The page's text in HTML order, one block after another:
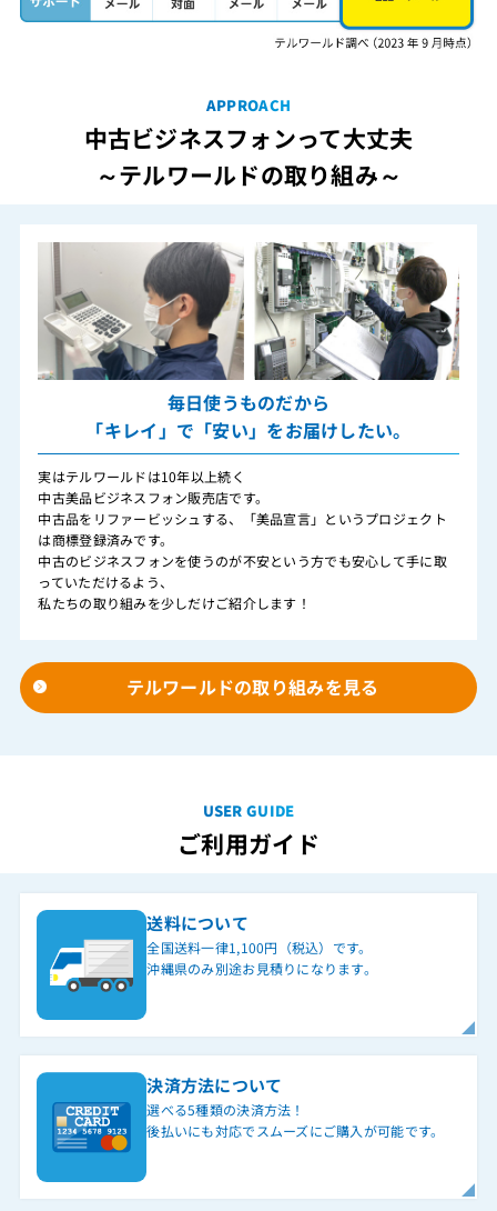
APPROACH
中古ビジネスフォンって大丈夫
～テルワールドの取り組み～
毎日使うものだから
「キレイ」で「安い」をお届けしたい。
実はテルワールドは10年以上続く
中古美品ビジネスフォン販売店です。
中古品をリファービッシュする、「美品宣言」というプロジェクト
は商標登録済みです。
中古のビジネスフォンを使うのが不安という方でも安心して手に取
っていただけるよう、
私たちの取り組みを少しだけご紹介します！
テルワールドの取り組みを見る
USER GUIDE
ご利用ガイド
送料について
全国送料一律1,100円（税込）です。
沖縄県のみ別途お見積りになります。
決済方法について
選べる5種類の決済方法！
後払いにも対応でスムーズにご購入が可能です。